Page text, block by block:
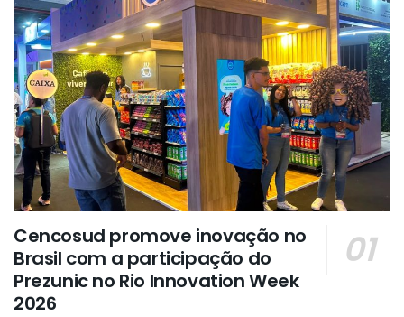
Cencosud promove inovação no
Brasil com a participação do
Prezunic no Rio Innovation Week
2026